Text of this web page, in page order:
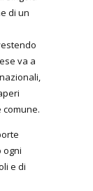
di un
va a
ogni
e di